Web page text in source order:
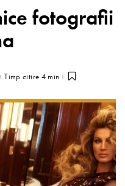
fotografii
Timp citire 4 min